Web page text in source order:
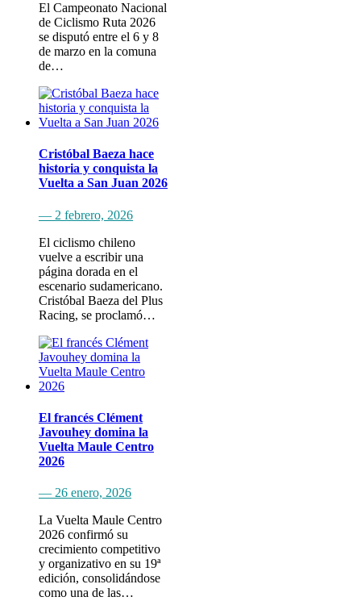
El Campeonato Nacional
de Ciclismo Ruta 2026
se disputó entre el 6 y 8
de marzo en la comuna
de…
Cristóbal Baeza hace
historia y conquista la
Vuelta a San Juan 2026
— 2 febrero, 2026
El ciclismo chileno
vuelve a escribir una
página dorada en el
escenario sudamericano.
Cristóbal Baeza del Plus
Racing, se proclamó…
El francés Clément
Javouhey domina la
Vuelta Maule Centro
2026
— 26 enero, 2026
La Vuelta Maule Centro
2026 confirmó su
crecimiento competitivo
y organizativo en su 19ª
edición, consolidándose
como una de las…